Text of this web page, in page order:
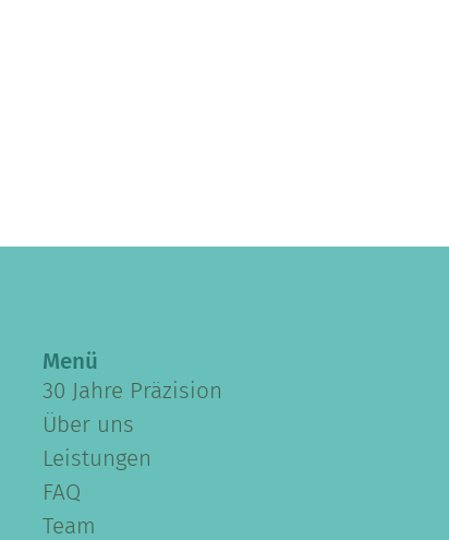
Menü
30 Jahre Präzision
Über uns
Leistungen
FAQ
Team